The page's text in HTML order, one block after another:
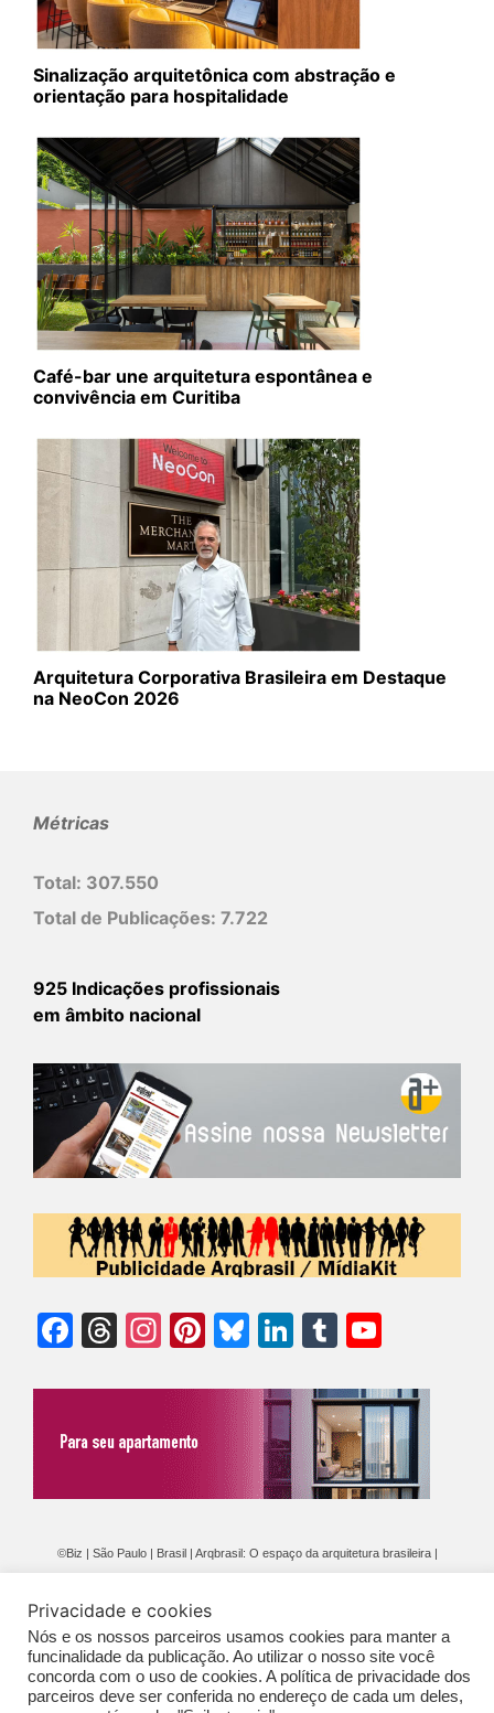
Sinalização arquitetônica com abstração e
orientação para hospitalidade
Café-bar une arquitetura espontânea e
convivência em Curitiba
Arquitetura Corporativa Brasileira em Destaque
na NeoCon 2026
Métricas
Total: 307.550
Total de Publicações: 7.722
925 Indicações profissionais
em âmbito nacional
Facebook
Threads
Instagram
Pinterest
Bluesky
LinkedIn
Tumblr
©Biz | São Paulo | Brasil | Arqbrasil: O espaço da arquitetura brasileira |
GERAIS DE PUBLICAÇÃO (CGP
Privacidade e cookies
Nós e os nossos parceiros usamos cookies para manter a
funcinalidade da publicação. Ao utilizar o nosso site você
concorda com o uso de cookies. A política de privacidade dos
parceiros deve ser conferida no endereço de cada um deles,